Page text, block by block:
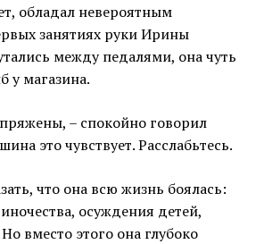
обладал невероятным
занятиях руки Ирины
между педалями, она чуть
у магазина.
– спокойно говорил
это чувствует. Расслабьтесь.
что она всю жизнь боялась:
осуждения детей,
вместо этого она глубоко